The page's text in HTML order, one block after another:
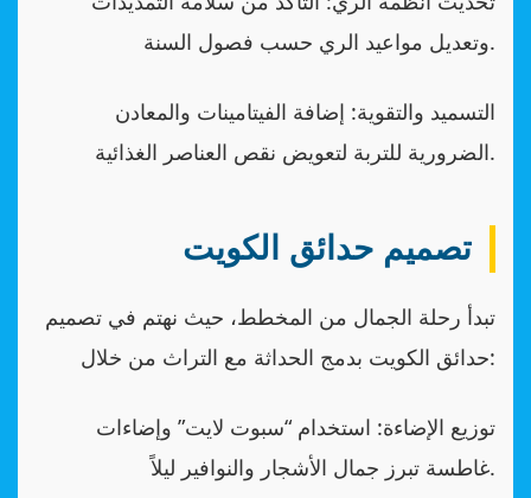
وتعديل مواعيد الري حسب فصول السنة.
التسميد والتقوية: إضافة الفيتامينات والمعادن
الضرورية للتربة لتعويض نقص العناصر الغذائية.
تصميم حدائق الكويت
تبدأ رحلة الجمال من المخطط، حيث نهتم في تصميم
حدائق الكويت بدمج الحداثة مع التراث من خلال:
توزيع الإضاءة: استخدام “سبوت لايت” وإضاءات
غاطسة تبرز جمال الأشجار والنوافير ليلاً.